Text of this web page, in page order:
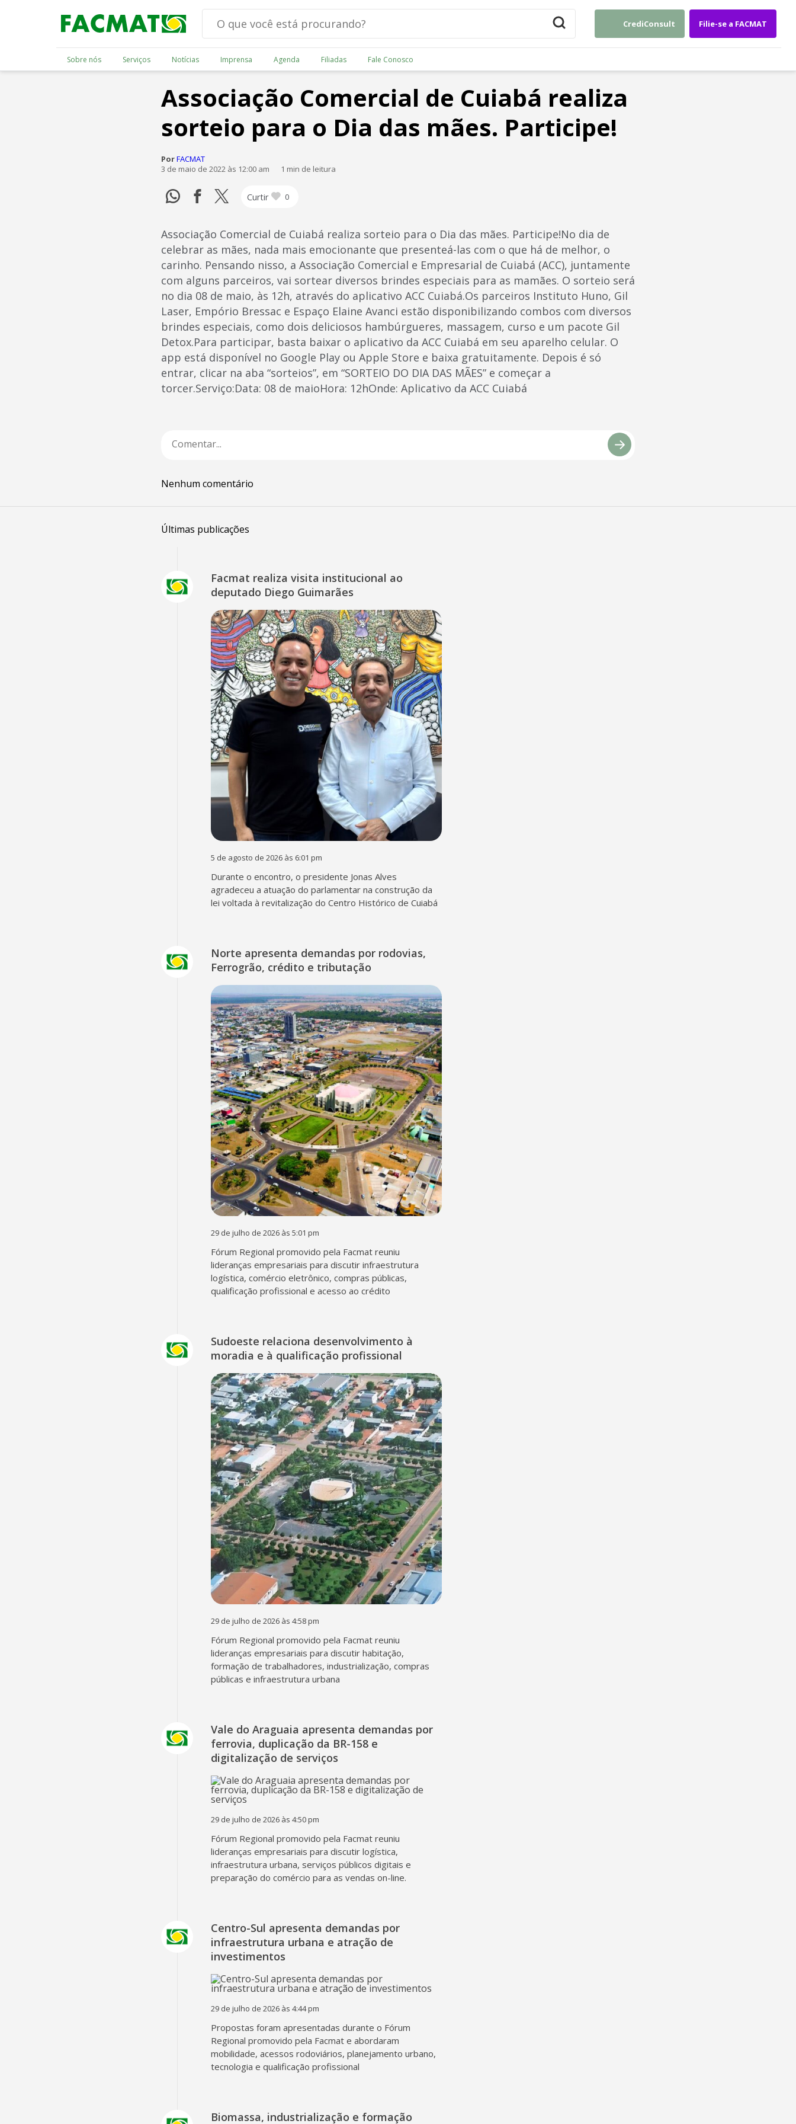
CrediConsult Filie-se a FACMAT
Sobre nós Serviços Notícias Imprensa Agenda Filiadas Fale Conosco
Associação Comercial de Cuiabá realiza
sorteio para o Dia das mães. Participe!
PorFACMAT
3 de maio de 2022 às 12:00 am
1 min de leitura
Curtir 0
Associação Comercial de Cuiabá realiza sorteio para o Dia das mães. Participe!No dia de
celebrar as mães, nada mais emocionante que presenteá-las com o que há de melhor, o
carinho. Pensando nisso, a Associação Comercial e Empresarial de Cuiabá (ACC), juntamente
com alguns parceiros, vai sortear diversos brindes especiais para as mamães. O sorteio será
no dia 08 de maio, às 12h, através do aplicativo ACC Cuiabá.Os parceiros Instituto Huno, Gil
Laser, Empório Bressac e Espaço Elaine Avanci estão disponibilizando combos com diversos
brindes especiais, como dois deliciosos hambúrgueres, massagem, curso e um pacote Gil
Detox.Para participar, basta baixar o aplicativo da ACC Cuiabá em seu aparelho celular. O
app está disponível no Google Play ou Apple Store e baixa gratuitamente. Depois é só
entrar, clicar na aba “sorteios”, em “SORTEIO DO DIA DAS MÃES” e começar a
torcer.Serviço:Data: 08 de maioHora: 12hOnde: Aplicativo da ACC Cuiabá
Nenhum comentário
Últimas publicações
Facmat realiza visita institucional ao
deputado Diego Guimarães
5 de agosto de 2026 às 6:01 pm
Durante o encontro, o presidente Jonas Alves
agradeceu a atuação do parlamentar na construção da
lei voltada à revitalização do Centro Histórico de Cuiabá
Norte apresenta demandas por rodovias,
Ferrogrão, crédito e tributação
29 de julho de 2026 às 5:01 pm
Fórum Regional promovido pela Facmat reuniu
lideranças empresariais para discutir infraestrutura
logística, comércio eletrônico, compras públicas,
qualificação profissional e acesso ao crédito
Sudoeste relaciona desenvolvimento à
moradia e à qualificação profissional
29 de julho de 2026 às 4:58 pm
Fórum Regional promovido pela Facmat reuniu
lideranças empresariais para discutir habitação,
formação de trabalhadores, industrialização, compras
públicas e infraestrutura urbana
Vale do Araguaia apresenta demandas por
ferrovia, duplicação da BR-158 e
digitalização de serviços
29 de julho de 2026 às 4:50 pm
Fórum Regional promovido pela Facmat reuniu
lideranças empresariais para discutir logística,
infraestrutura urbana, serviços públicos digitais e
preparação do comércio para as vendas on-line.
Centro-Sul apresenta demandas por
infraestrutura urbana e atração de
investimentos
29 de julho de 2026 às 4:44 pm
Propostas foram apresentadas durante o Fórum
Regional promovido pela Facmat e abordaram
mobilidade, acessos rodoviários, planejamento urbano,
tecnologia e qualificação profissional
Biomassa, industrialização e formação